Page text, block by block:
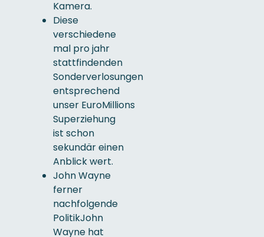
Kamera.
Diese
verschiedene
mal pro jahr
stattfindenden
Sonderverlosungen
entsprechend
unser EuroMillions
Superziehung
ist schon
sekundär einen
Anblick wert.
John Wayne
ferner
nachfolgende
PolitikJohn
Wayne hat